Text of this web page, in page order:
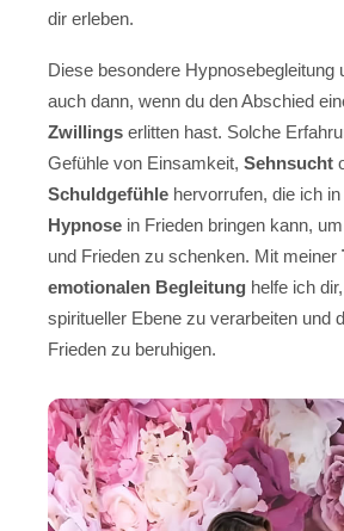
dir erleben.
Diese besondere Hypnosebegleitung
auch dann, wenn du den Abschied
Zwillings erlitten hast. Solche
Gefühle von Einsamkeit, Sehnsucht
Schuldgefühle hervorrufen, die ich
Hypnose in Frieden bringen kann,
und Frieden zu schenken. Mit meiner
emotionalen Begleitung helfe ich
spiritueller Ebene zu verarbeiten und
Frieden zu beruhigen.